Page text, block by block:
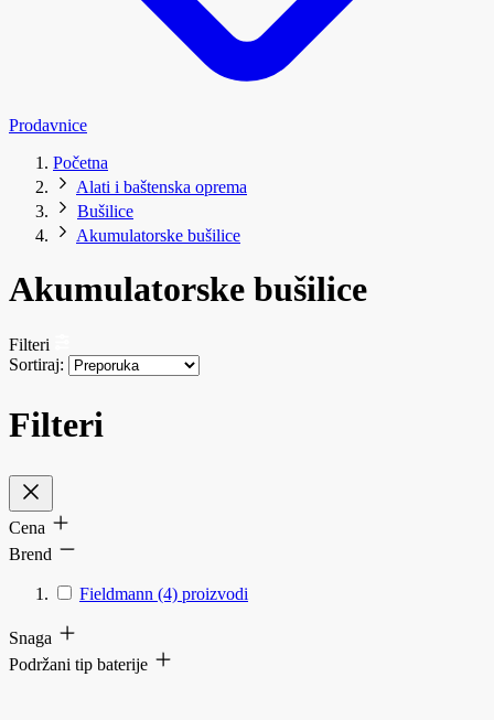
Prodavnice
Početna
Alati i baštenska oprema
Bušilice
Akumulatorske bušilice
Akumulatorske bušilice
Filteri
Sortiraj:
Filteri
Cena
Brend
Fieldmann (4) proizvodi
Snaga
Podržani tip baterije